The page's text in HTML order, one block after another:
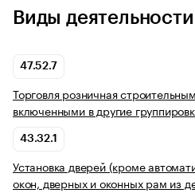
Виды деятельности
47.52.7
Торговля розничная
включенными в другие
43.32.1
Установка дверей (кроме
окон, дверных и оконных рам из